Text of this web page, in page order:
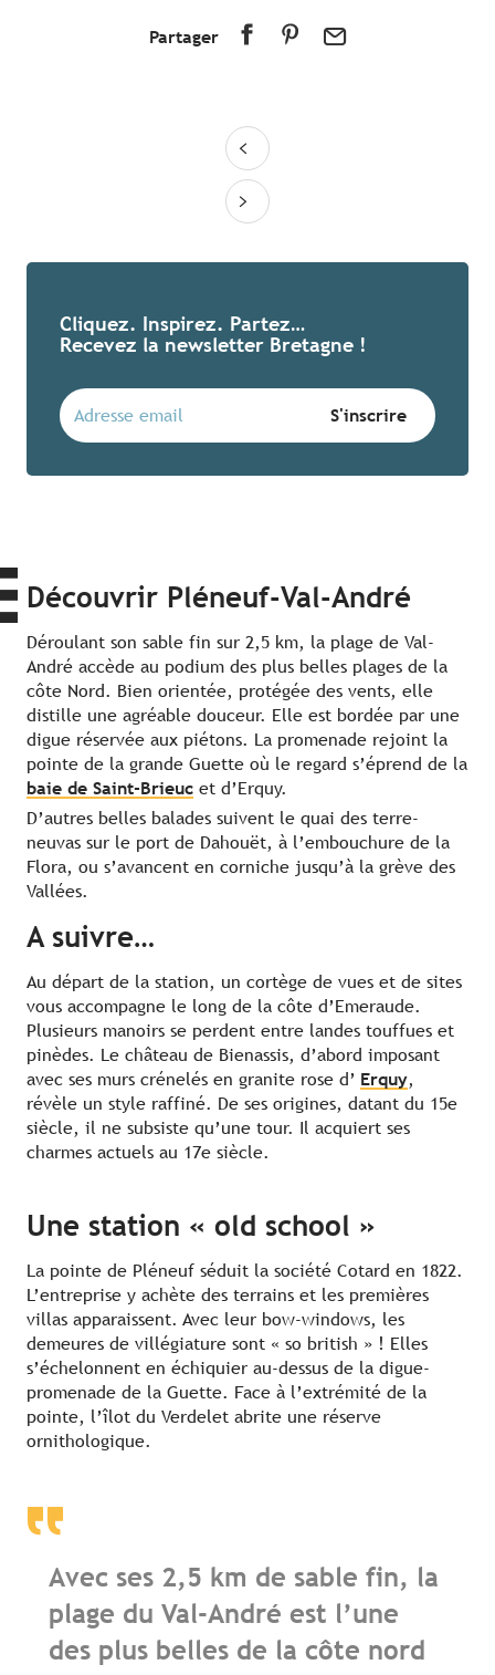
Partager
Cliquez. Inspirez. Partez…
Recevez la newsletter Bretagne !
Découvrir Pléneuf-Val-André
Déroulant son sable fin sur 2,5 km, la plage de Val-
André accède au podium des plus belles plages de la
côte Nord. Bien orientée, protégée des vents, elle
distille une agréable douceur. Elle est bordée par une
digue réservée aux piétons. La promenade rejoint la
pointe de la grande Guette où le regard s’éprend de la
baie de Saint-Brieuc et d’Erquy.
D’autres belles balades suivent le quai des terre-
neuvas sur le port de Dahouët, à l’embouchure de la
Flora, ou s’avancent en corniche jusqu’à la grève des
Vallées.
A suivre…
Au départ de la station, un cortège de vues et de sites
vous accompagne le long de la côte d’Emeraude.
Plusieurs manoirs se perdent entre landes touffues et
pinèdes. Le château de Bienassis, d’abord imposant
avec ses murs crénelés en granite rose d’ Erquy,
révèle un style raffiné. De ses origines, datant du 15e
siècle, il ne subsiste qu’une tour. Il acquiert ses
charmes actuels au 17e siècle.
Une station « old school »
La pointe de Pléneuf séduit la société Cotard en 1822.
L’entreprise y achète des terrains et les premières
villas apparaissent. Avec leur bow-windows, les
demeures de villégiature sont « so british » ! Elles
s’échelonnent en échiquier au-dessus de la digue-
promenade de la Guette. Face à l’extrémité de la
pointe, l’îlot du Verdelet abrite une réserve
ornithologique.
Avec ses 2,5 km de sable fin, la
plage du Val-André est l’une
des plus belles de la côte nord